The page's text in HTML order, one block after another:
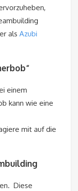
als Azubi
einem
kann wie eine
mit auf die
Diese